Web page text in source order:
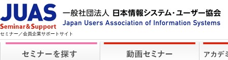
セミナー／会員企業サポートサイト